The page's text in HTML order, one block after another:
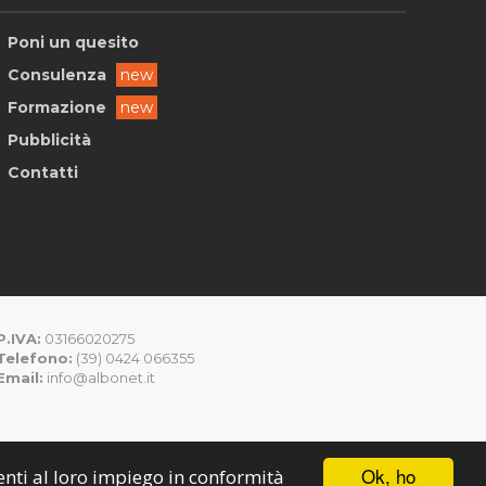
Ok, ho
al loro impiego in conformità
Poni un quesito
Consulenza
new
Formazione
new
Pubblicità
Contatti
03166020275
(39) 0424 066355
info@albonet.it